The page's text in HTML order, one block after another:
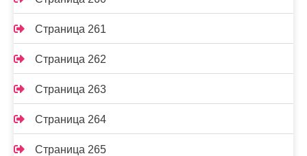
Страница 261
Страница 262
Страница 263
Страница 264
Страница 265